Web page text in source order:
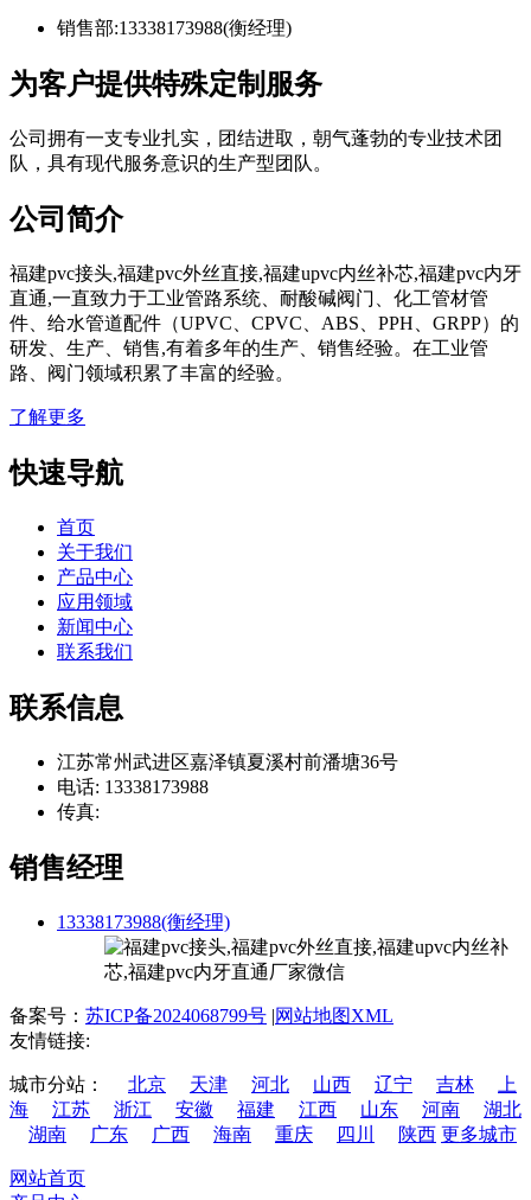
销售部:13338173988(衡经理)
为客户提供特殊定制服务
公司拥有一支专业扎实，团结进取，朝气蓬勃的专业技术团
队，具有现代服务意识的生产型团队。
公司简介
福建pvc接头,福建pvc外丝直接,福建upvc内丝补芯,福建pvc内牙
直通,一直致力于工业管路系统、耐酸碱阀门、化工管材管
件、给水管道配件（UPVC、CPVC、ABS、PPH、GRPP）的
研发、生产、销售,有着多年的生产、销售经验。在工业管
路、阀门领域积累了丰富的经验。
了解更多
快速导航
首页
关于我们
产品中心
应用领域
新闻中心
联系我们
联系信息
江苏常州武进区嘉泽镇夏溪村前潘塘36号
电话: 13338173988
传真:
销售经理
13338173988(衡经理)
备案号： 苏ICP备2024068799号 |网站地图XML
友情链接:
城市分站： 北京 天津 河北 山西 辽宁 吉林
上
海
江苏 浙江 安徽 福建 江西 山东 河南
湖北
湖南
广东 广西 海南 重庆 四川 陕西 更多城市
网站首页